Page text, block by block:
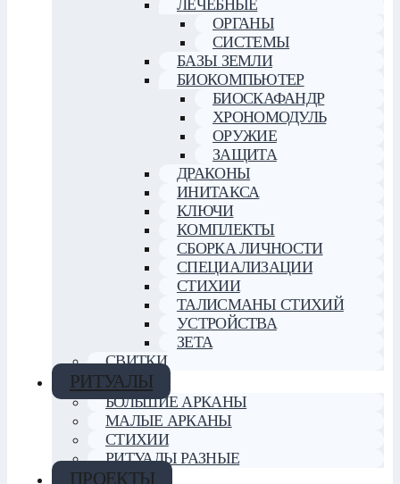
ЛЕЧЕБНЫЕ
ОРГАНЫ
СИСТЕМЫ
БАЗЫ ЗЕМЛИ
БИОКОМПЬЮТЕР
БИОСКАФАНДР
ХРОНОМОДУЛЬ
ОРУЖИЕ
ЗАЩИТА
ДРАКОНЫ
ИНИТАКСА
КЛЮЧИ
КОМПЛЕКТЫ
СБОРКА ЛИЧНОСТИ
СПЕЦИАЛИЗАЦИИ
СТИХИИ
ТАЛИСМАНЫ СТИХИЙ
УСТРОЙСТВА
ЗЕТА
СВИТКИ
РИТУАЛЫ
БОЛЬШИЕ АРКАНЫ
МАЛЫЕ АРКАНЫ
СТИХИИ
РИТУАЛЫ РАЗНЫЕ
ПРОЕКТЫ